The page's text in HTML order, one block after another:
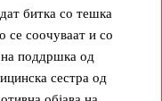
битка со тешка
се соочуваат и со
поддршка од
сестра од